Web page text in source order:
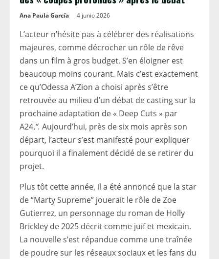
Ana Paula García 4 junio 2026
L’acteur n’hésite pas à célébrer des réalisations
majeures, comme décrocher un rôle de rêve
dans un film à gros budget. S’en éloigner est
beaucoup moins courant. Mais c’est exactement
ce qu’Odessa A’Zion a choisi après s’être
retrouvée au milieu d’un débat de casting sur la
prochaine adaptation de « Deep Cuts » par
A24.“. Aujourd’hui, près de six mois après son
départ, l’acteur s’est manifesté pour expliquer
pourquoi il a finalement décidé de se retirer du
projet.
Plus tôt cette année, il a été annoncé que la star
de “Marty Supreme” jouerait le rôle de Zoe
Gutierrez, un personnage du roman de Holly
Brickley de 2025 décrit comme juif et mexicain.
La nouvelle s’est répandue comme une traînée
de poudre sur les réseaux sociaux et les fans du